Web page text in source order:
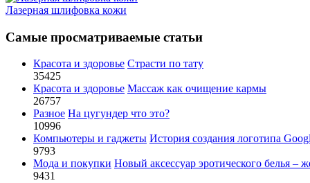
Лазерная шлифовка кожи
Самые просматриваемые статьи
Красота и здоровье Страсти по тату
35425
Красота и здоровье Массаж как очищение кармы
26757
Разное На цугундер что это?
10996
Компьютеры и гаджеты История создания логотипа
9793
Мода и покупки Новый аксессуар эротического белья –
9431